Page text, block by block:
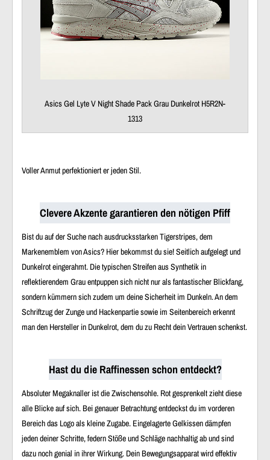
Asics Gel Lyte V Night Shade Pack Grau Dunkelrot H5R2N-
1313
Voller Anmut perfektioniert er jeden Stil.
Clevere Akzente garantieren den nötigen Pfiff
Bist du auf der Suche nach ausdrucksstarken Tigerstripes, dem
Markenemblem von Asics? Hier bekommst du sie! Seitlich aufgelegt und
Dunkelrot eingerahmt. Die typischen Streifen aus Synthetik in
reflektierendem Grau entpuppen sich nicht nur als fantastischer Blickfang,
sondern kümmern sich zudem um deine Sicherheit im Dunkeln. An dem
Schriftzug der Zunge und Hackenpartie sowie im Seitenbereich erkennt
man den Hersteller in Dunkelrot, dem du zu Recht dein Vertrauen schenkst.
Hast du die Raffinessen schon entdeckt?
Absoluter Megaknaller ist die Zwischensohle. Rot gesprenkelt zieht diese
alle Blicke auf sich. Bei genauer Betrachtung entdeckst du im vorderen
Bereich das Logo als kleine Zugabe. Eingelagerte Gelkissen dämpfen
jeden deiner Schritte, federn Stöße und Schläge nachhaltig ab und sind
dazu noch genial in ihrer Wirkung. Dein Bewegungsapparat wird effektiv